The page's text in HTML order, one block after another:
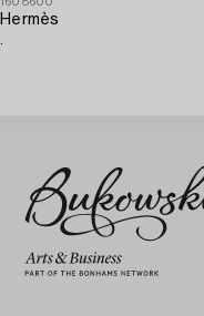
1608600
Hermès